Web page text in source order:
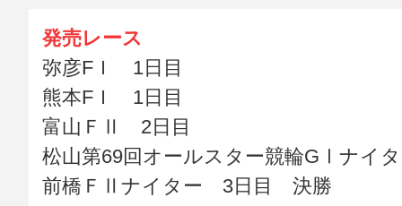
発売レース
弥彦FＩ 1日目
熊本FＩ 1日目
富山ＦⅡ 2日目
松山第69回オールスター競輪GⅠナイ
前橋ＦⅡナイター 3日目 決勝